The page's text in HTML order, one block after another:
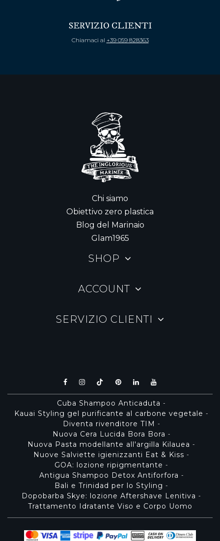
SERVIZIO CLIENTI
Chiamaci al +39 059 828363
Chi siamo
Obiettivo zero plastica
Blog del Marinaio
Glam1965
SHOP
ACCOUNT
SERVIZIO CLIENTI
Cuba Shampoo Anticaduta -
Kauai Styling gel purificante al carbone vegetale -
Diventa rivenditore TIM -
Nuova Cera Lucida Bora Bora -
Nuova Pasta modellante all'argilla Kilauea -
Nuove Salviette igienizzanti Eat & Kiss -
GOA: lozione ripigmentante -
Antigua Shampoo Detox Antiforfora -
Bali e Trinidad per lo Styling -
Dopobarba Skye: lozione Aftershave Lenitiva -
Trattamento Idratante Viso e Corpo Uomo